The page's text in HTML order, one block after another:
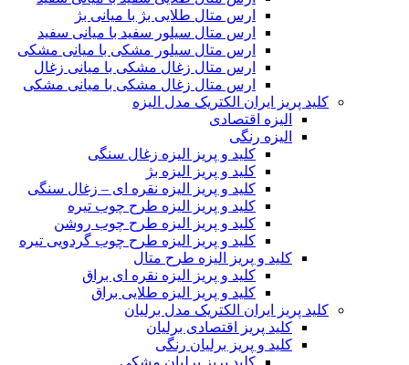
ارس متال طلایی بژ با میانی بژ
ارس متال سیلور سفید با میانی سفید
ارس متال سیلور مشکی با میانی مشکی
ارس متال زغال مشکی با میانی زغال
ارس متال زغال مشکی با میانی مشکی
کلید پریز ایران الکتریک مدل الیزه
الیزه اقتصادی
الیزه رنگی
کلید و پریز الیزه زغال سنگی
کلید و پریز الیزه بژ
کلید و پریز الیزه نقره ای – زغال سنگی
کلید و پریز الیزه طرح چوب تیره
کلید و پریز الیزه طرح چوب روشن
کلید و پریز الیزه طرح چوب گردویی تیره
کلید و پریز الیزه طرح متال
کلید و پریز الیزه نقره ای براق
کلید و پریز الیزه طلایی براق
کلید پریز ایران الکتریک مدل برلیان
کلید پریز اقتصادی برلیان
کلید و پریز برلیان رنگی
کلید پریز برلیان مشکی